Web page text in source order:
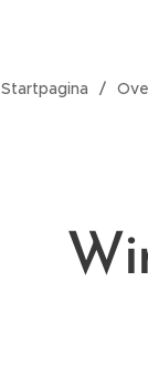
Startpagina